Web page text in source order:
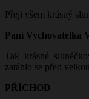
Přeji všem krásný
Paní Vychovatelka
Tak krásné
zatáhlo se před
PŘÍCHOD